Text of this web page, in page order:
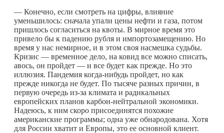
— Конечно, если смотреть на цифры, влияние
уменьшилось: сначала упали цены нефти и газа, потом
пришлось согласиться на квоты. В мирное время это
привело бы к падению рубля и импортозамещению. Но
время у нас немирное, и в этом своя насмешка судьбы.
Кризис — временное дело, на ковид все можно списать,
авось, он пройдет — и все будет как прежде. Но это
иллюзия. Пандемия когда-нибудь пройдет, но как
прежде никогда не будет. По тысяче разных причин, в
первую очередь из-за климата и радикальных
европейских планов карбон-нейтральной экономики.
Надеюсь, к ним скоро присоединятся похожие
американские программы; одна уже обнародована. Хотя
для России хватит и Европы, это ее основной клиент.